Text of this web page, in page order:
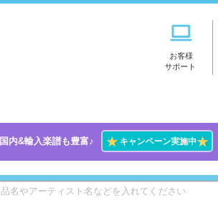
お客様
サポート
国内&輸入楽譜も豊富♪ ★キャンペーン実施中★